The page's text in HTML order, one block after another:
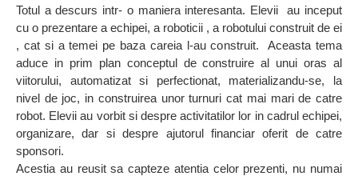
Totul a descurs intr- o maniera interesanta. Elevii au inceput
cu o prezentare a echipei, a roboticii , a robotului construit de ei
, cat si a temei pe baza careia l-au construit. Aceasta tema
aduce in prim plan conceptul de construire al unui oras al
viitorului, automatizat si perfectionat, materializandu-se, la
nivel de joc, in construirea unor turnuri cat mai mari de catre
robot. Elevii au vorbit si despre activitatilor lor in cadrul echipei,
organizare, dar si despre ajutorul financiar oferit de catre
sponsori.
Acestia au reusit sa capteze atentia celor prezenti, nu numai